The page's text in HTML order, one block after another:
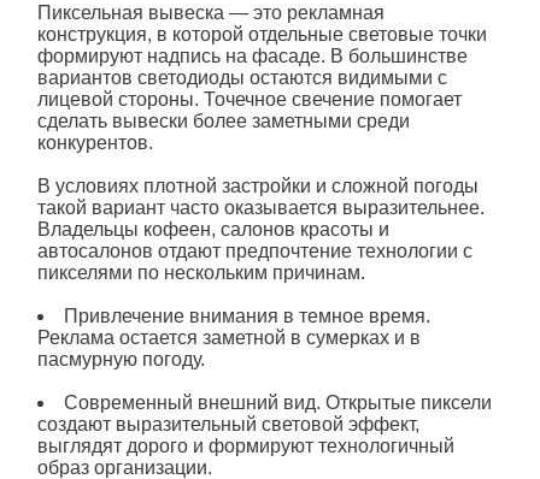
Пиксельная вывеска — это рекламная
конструкция, в которой отдельные световые точки
формируют надпись на фасаде. В большинстве
вариантов светодиоды остаются видимыми с
лицевой стороны. Точечное свечение помогает
сделать вывески более заметными среди
конкурентов.
В условиях плотной застройки и сложной погоды
такой вариант часто оказывается выразительнее.
Владельцы кофеен, салонов красоты и
автосалонов отдают предпочтение технологии с
пикселями по нескольким причинам.
Привлечение внимания в темное время.
Реклама остается заметной в сумерках и в
пасмурную погоду.
Современный внешний вид. Открытые пиксели
создают выразительный световой эффект,
выглядят дорого и формируют технологичный
образ организации.